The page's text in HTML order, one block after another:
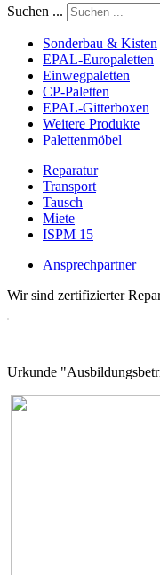
Suchen ...
Sonderbau & Kisten
EPAL-Europaletten
Einwegpaletten
CP-Paletten
EPAL-Gitterboxen
Weitere Produkte
Palettenmöbel
Reparatur
Transport
Tausch
Miete
ISPM 15
Ansprechpartner
Wir sind zertifizierter
Urkunde